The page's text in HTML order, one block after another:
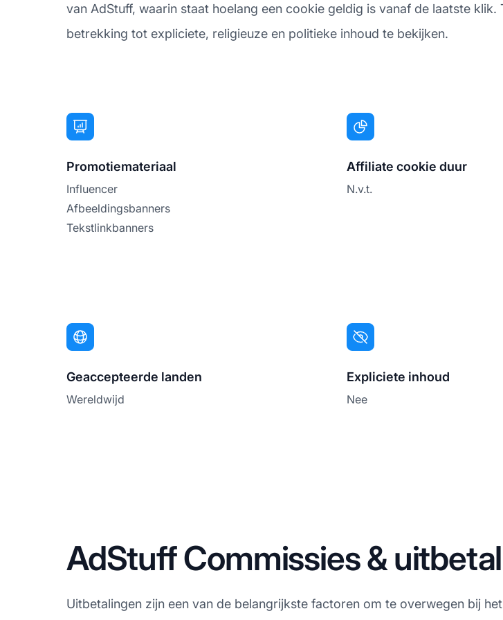
van AdStuff, waarin staat hoelang een cookie geldig is vanaf de laatste
betrekking tot expliciete, religieuze en politieke inhoud te bekijken.
Promotiemateriaal
Influencer
Afbeeldingsbanners
Tekstlinkbanners
Affiliate cookie duur
N.v.t.
Geaccepteerde landen
Wereldwijd
Expliciete inhoud
Nee
AdStuff Commissies &
Uitbetalingen zijn een van de belangrijkste factoren om te overwegen bij